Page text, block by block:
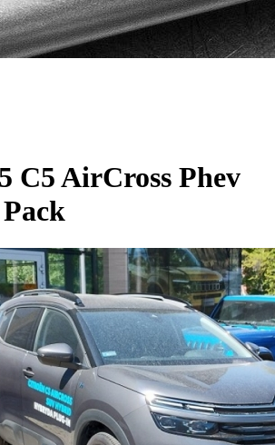
C5 AirCross Phev